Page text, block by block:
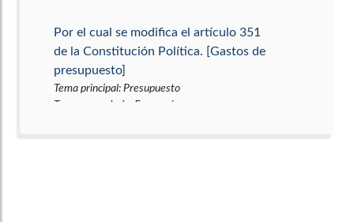
Por el cual se modifica el artículo 351
de la Constitución Política. [Gastos de
presupuesto]
Tema principal: Presupuesto
Tema secundario
Economía